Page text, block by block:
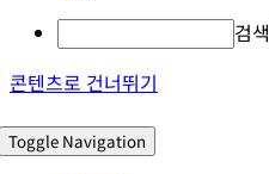
검색
콘텐츠로 건너뛰기
Toggle Navigation